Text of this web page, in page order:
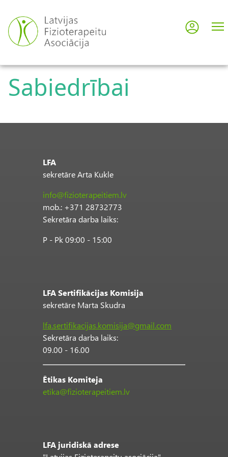
uz
galveno
saturu
User
Sabiedrībai
LFA
sekretāre Arta Kukle
info@fizioterapeitiem.lv
mob.: +371 28732773
Sekretāra darba laiks:
P - Pk 09:00 - 15:00
LFA Sertifikācijas Komisija
sekretāre Marta Skudra
lfa.sertifikacijas.komisija@gmail.com
Sekretāra darba laiks:
09.00 - 16.00
Ētikas Komiteja
etika@fizioterapeitiem.lv
LFA juridiskā adrese